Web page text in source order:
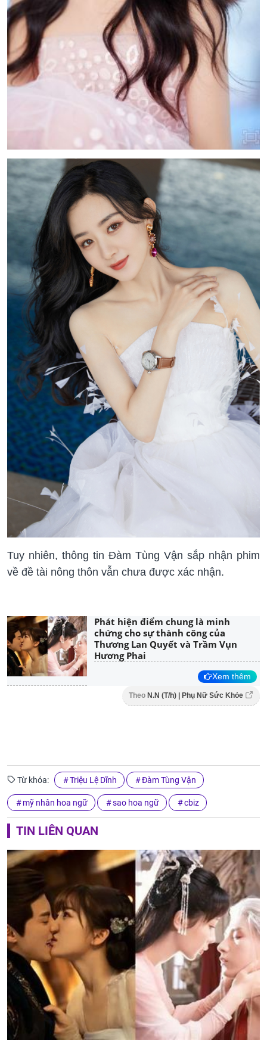
Tuy nhiên, thông tin Đàm Tùng Vận sắp nhận phim
về đề tài nông thôn vẫn chưa được xác nhận.
Phát hiện điểm chung là minh
chứng cho sự thành công của
Thương Lan Quyết và Trầm Vụn
Hương Phai
Xem thêm
Theo N.N (T/h) | Phụ Nữ Sức Khỏe
Từ khóa: Triệu Lệ Dĩnh Đàm Tùng Vận
mỹ nhân hoa ngữ sao hoa ngữ cbiz
TIN LIÊN QUAN